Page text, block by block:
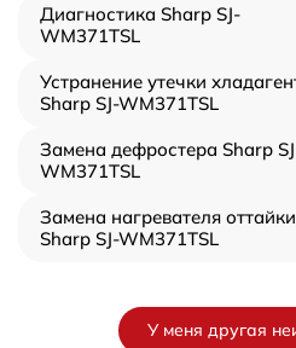
Диагностика Sharp SJ-
WM371TSL
Устранение утечки
Sharp SJ-WM371TSL
Замена дефростера Sharp
WM371TSL
Замена нагревателя оттайки
Sharp SJ-WM371TSL
У меня другая